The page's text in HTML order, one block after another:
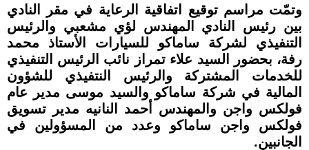
وتمّت مراسم توقيع اتفاقية الرعاية في مقر النادي
بين رئيس النادي المهندس لؤي مشعبي والرئيس
التنفيذي لشركة ساماكو للسيارات الأستاذ محمد
رفة، بحضور السيد علاء تمراز نائب الرئيس التنفيذي
للخدمات المشتركة والرئيس النتفيذي للشؤون
المالية في شركة ساماكو والسيد موسى مدير عام
فولكس واجن والمهندس أحمد النانيه مدير تسويق
فولكس واجن ساماكو وعدد من المسؤولين في
الجانبين.